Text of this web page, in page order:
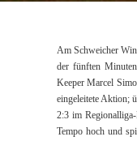
Am Schweicher
der fünften
Keeper Marcel
eingeleitete Aktion;
2:3 im
Tempo hoch und